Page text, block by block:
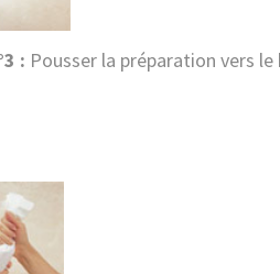
: Pousser la préparation vers